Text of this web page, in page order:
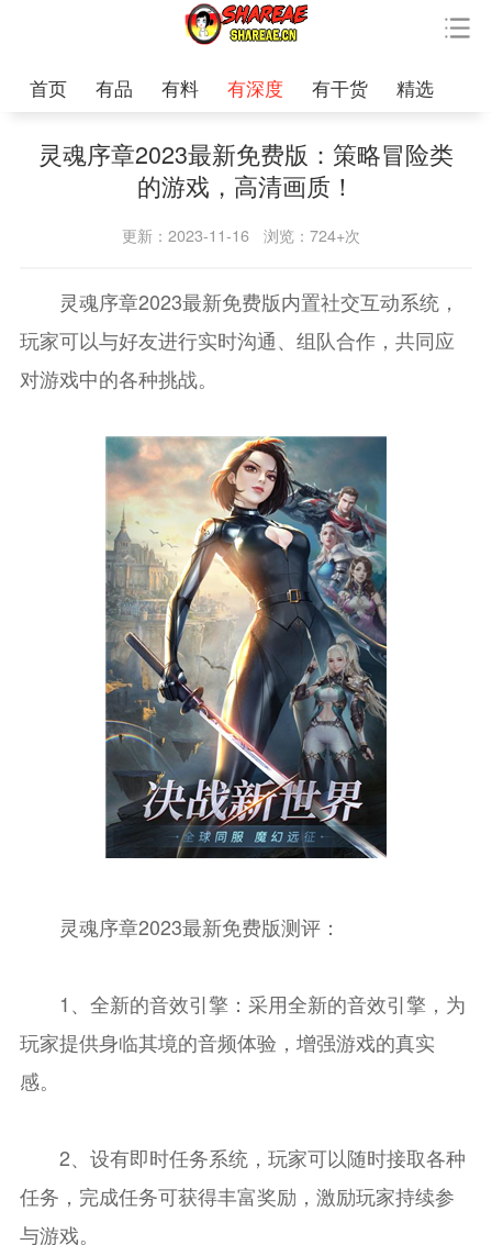
首页 有品 有料 有深度 有干货 精选
灵魂序章2023最新免费版：策略冒险类
的游戏，高清画质！
更新：2023-11-16 浏览：724+次
灵魂序章2023最新免费版内置社交互动系统，
玩家可以与好友进行实时沟通、组队合作，共同应
对游戏中的各种挑战。
灵魂序章2023最新免费版测评：
1、全新的音效引擎：采用全新的音效引擎，为
玩家提供身临其境的音频体验，增强游戏的真实
感。
2、设有即时任务系统，玩家可以随时接取各种
任务，完成任务可获得丰富奖励，激励玩家持续参
与游戏。